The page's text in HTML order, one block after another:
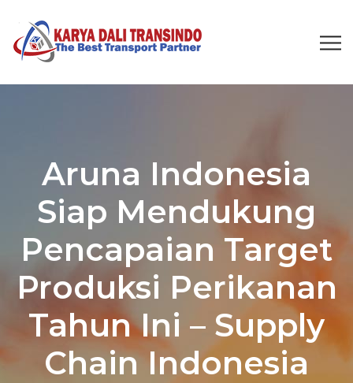
Aruna Indonesia
Siap Mendukung
Pencapaian Target
Produksi Perikanan
Tahun Ini – Supply
Chain Indonesia